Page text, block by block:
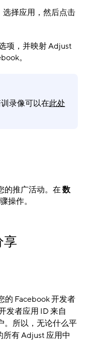
选择应用，然后点击
项，并映射 Adjust
。
录像可以在此处
的推广活动。在数
操作。
享
的 Facebook 开发者
发者应用 ID 来自
。所以，无论什么平
所有 Adjust 应用中